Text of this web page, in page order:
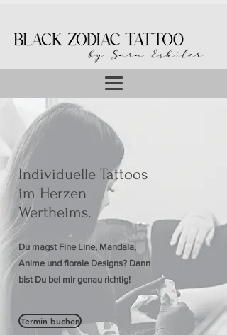
Individuelle Tattoos
im Herzen
Wertheims.
Du magst Fine Line, Mandala,
Anime und florale Designs? Dann
bist Du bei mir genau richtig!
Termin buchen